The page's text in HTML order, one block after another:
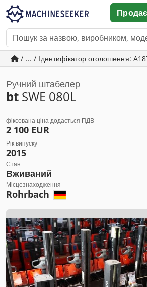
/ ... / Ідентифікатор оголошення:
Ручний штабелер
bt SWE 080L
фіксована ціна додається ПДВ
2 100 EUR
Рік випуску
2015
Стан
Вживаний
Місцезнаходження
Rohrbach